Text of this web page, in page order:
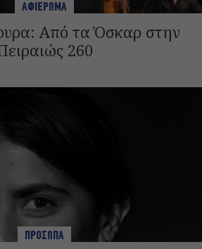
ΑΦΙΕΡΩΜΑ
Από τα Όσκαρ στην
260
ΠΡΟΣΩΠΑ